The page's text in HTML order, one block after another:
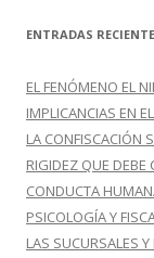
c
r
:
ENTRADAS
EL FENÓMENO EL
IMPLICANCIAS EN
LA CONFISCACIÓN
RIGIDEZ QUE DEBE
CONDUCTA
PSICOLOGÍA Y
LAS SUCURSALES